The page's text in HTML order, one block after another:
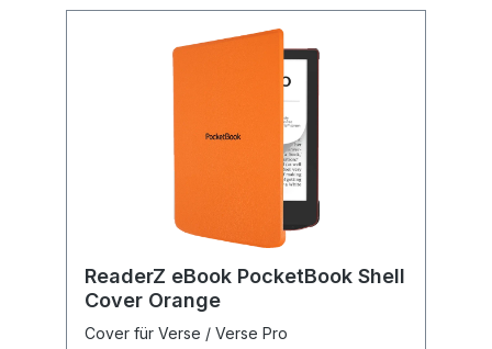
ReaderZ eBook PocketBook Shell
Cover Orange
Cover für Verse / Verse Pro